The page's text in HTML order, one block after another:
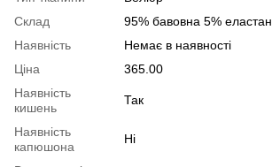
Склад
95% бавовна 5% еластан
Наявність
Немає в наявності
Ціна
365.00
Наявність
кишень
Так
Наявність
капюшона
Ні